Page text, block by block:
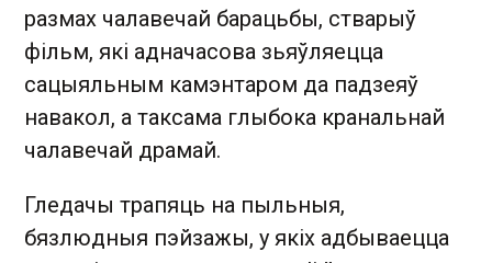
размах чалавечай барацьбы, стварыў
фільм, які адначасова зьяўляецца
сацыяльным камэнтаром да падзеяў
навакол, а таксама глыбока кранальнай
чалавечай драмай.
Гледачы трапяць на пыльныя,
бязлюдныя пэйзажы, у якіх адбываецца